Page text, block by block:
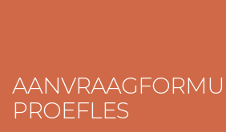
PROEFLES